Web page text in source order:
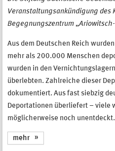
Veranstaltungsankündigung des
Begegnungszentrum „
Aus dem Deutschen Reich
mehr als 200.000 Menschen
wurden in den
überlebten. Zahlreiche dieser
dokumentiert. Aus fast siebzig
Deportationen überliefert – viele
möglicherweise noch unentdeckt.
mehr